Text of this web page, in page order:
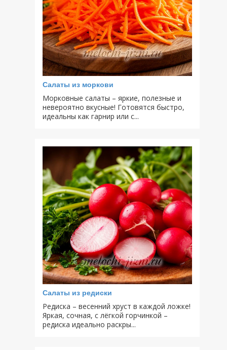
Салаты из моркови
Морковные салаты – яркие, полезные и
невероятно вкусные! Готовятся быстро,
идеальны как гарнир или с...
Салаты из редиски
Редиска – весенний хруст в каждой ложке!
Яркая, сочная, с лёгкой горчинкой –
редиска идеально раскры...